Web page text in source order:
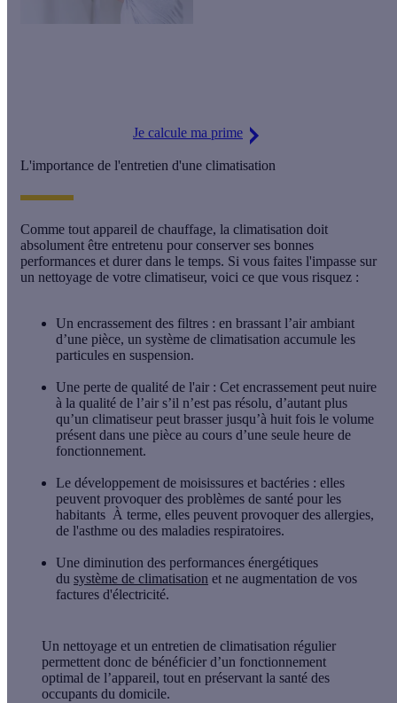
Je calcule ma prime
L'importance de l'entretien d'une climatisation
Comme tout appareil de chauffage, la climatisation doit
absolument être entretenu pour conserver ses bonnes
performances et durer dans le temps. Si vous faites l'impasse sur
un nettoyage de votre climatiseur, voici ce que vous risquez :
Un encrassement des filtres : en brassant l’air ambiant
d’une pièce, un système de climatisation accumule les
particules en suspension.
Une perte de qualité de l'air : Cet encrassement peut nuire
à la qualité de l’air s’il n’est pas résolu, d’autant plus
qu’un climatiseur peut brasser jusqu’à huit fois le volume
présent dans une pièce au cours d’une seule heure de
fonctionnement.
Le développement de moisissures et bactéries : elles
peuvent provoquer des problèmes de santé pour les
habitants À terme, elles peuvent provoquer des allergies,
de l'asthme ou des maladies respiratoires.
Une diminution des performances énergétiques
du système de climatisation et ne augmentation de vos
factures d'électricité.
Un nettoyage et un entretien de climatisation régulier
permettent donc de bénéficier d’un fonctionnement
optimal de l’appareil, tout en préservant la santé des
occupants du domicile.